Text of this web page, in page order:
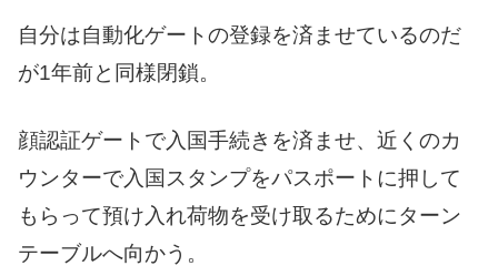
自分は自動化ゲートの登録を済ませているのだ
が1年前と同様閉鎖。
顔認証ゲートで入国手続きを済ませ、近くのカ
ウンターで入国スタンプをパスポートに押して
もらって預け入れ荷物を受け取るためにターン
テーブルへ向かう。